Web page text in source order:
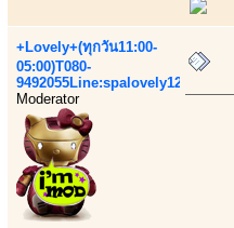
+Lovely+(ทุกวัน11:00-
05:00)T080-
9492055Line:spalovely123
Moderator